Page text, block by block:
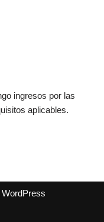
ingresos por las
aplicables.
WordPress